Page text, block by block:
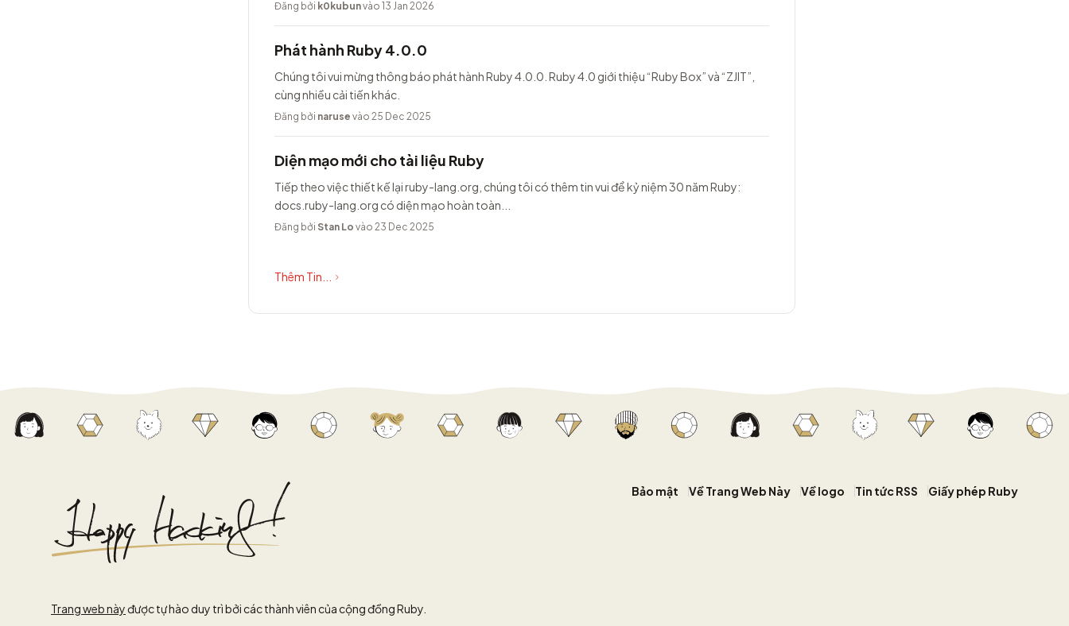
Đăng bởi k0kubunvào 13 Jan 2026
Phát hành Ruby 4.0.0
Chúng tôi vui mừng thông báo phát hành Ruby 4.0.0. Ruby 4.0 giới thiệu “Ruby Box” và “ZJIT”,
cùng nhiều cải tiến khác.
Đăng bởi naruse vào 25 Dec 2025
Diện mạo mới cho tài liệu Ruby
Tiếp theo việc thiết kế lại ruby-lang.org, chúng tôi có thêm tin vui để kỷ niệm 30 năm Ruby:
docs.ruby-lang.org có diện mạo hoàn toàn...
Đăng bởi Stan Lo vào 23 Dec 2025
Thêm Tin...
Bảo mật Về Trang Web Này Về logo Tin tức RSS Giấy phép Ruby
Trang web nàyđược tự hào duy trì bởi các thành viên của cộng đồng Ruby.